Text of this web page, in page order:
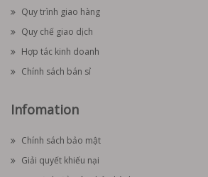
Quy trình giao hàng
Quy chế giao dịch
Hợp tác kinh doanh
Chính sách bán sỉ
Infomation
Chính sách bảo mật
Giải quyết khiếu nại